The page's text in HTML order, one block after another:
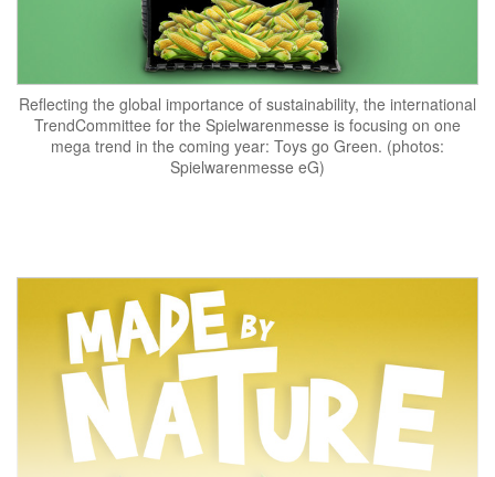
Reflecting the global importance of sustainability, the international
TrendCommittee for the Spielwarenmesse is focusing on one
mega trend in the coming year: Toys go Green. (photos:
Spielwarenmesse eG)